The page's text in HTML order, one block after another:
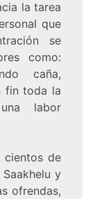
la tarea
que
se
como:
caña,
fin toda la
labor
cientos de
y
ofrendas,